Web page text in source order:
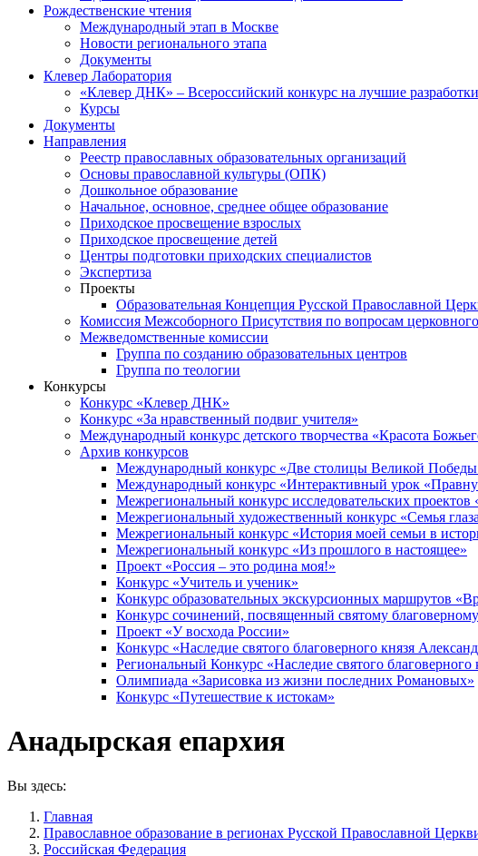
Рождественские чтения
Международный этап в Москве
Новости регионального этапа
Документы
Клевер Лаборатория
«Клевер ДНК» – Всероссийский конкурс на лучшие
Курсы
Документы
Направления
Реестр православных образовательных организаций
Основы православной культуры (ОПК)
Дошкольное образование
Начальное, основное, среднее общее образование
Приходское просвещение взрослых
Приходское просвещение детей
Центры подготовки приходских специалистов
Экспертиза
Проекты
Образовательная Концепция Русской Православной
Комиссия Межсоборного Присутствия по вопросам
Межведомственные комиссии
Группа по созданию образовательных центров
Группа по теологии
Конкурсы
Конкурс «Клевер ДНК»
Конкурс «За нравственный подвиг учителя»
Международный конкурс детского творчества «Красота
Архив конкурсов
Международный конкурс «Две столицы Великой
Международный конкурс «Интерактивный урок
Межрегиональный конкурс исследовательских
Межрегиональный художественный конкурс «Семья
Межрегиональный конкурс «История моей семьи в
Межрегиональный конкурс «Из прошлого в настоящее»
Проект «Россия – это родина моя!»
Конкурс «Учитель и ученик»
Конкурс образовательных экскурсионных маршрутов
Конкурс сочинений, посвященный святому
Проект «У восхода России»
Конкурс «Наследие святого благоверного князя
Региональный Конкурс «Наследие святого благоверного
Олимпиада «Зарисовка из жизни последних Романовых»
Конкурс «Путешествие к истокам»
Анадырская епархия
Вы здесь:
Главная
Православное образование в регионах Русской Православной
Российская Федерация